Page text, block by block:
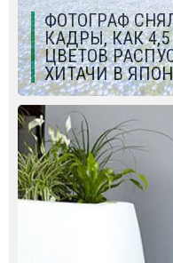
ФОТОГРАФ
КАДРЫ, КАК
ЦВЕТОВ
ХИТАЧИ В